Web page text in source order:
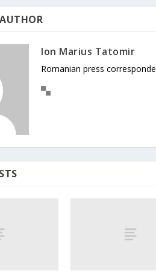
Ion Marius Tatomir
Romanian press